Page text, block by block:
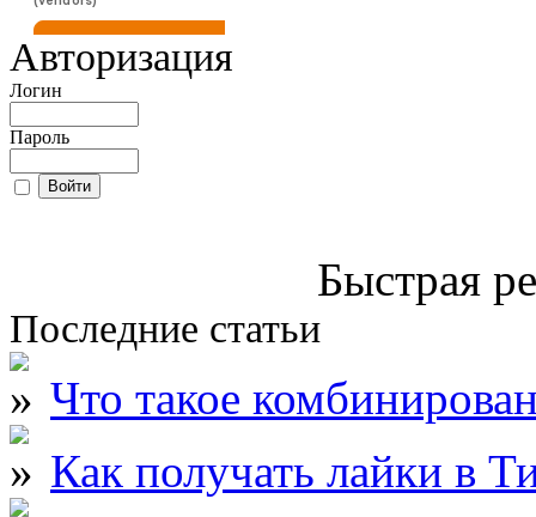
Авторизация
Логин
Пароль
Быстрая
Последние статьи
Что такое
Как получать лайки в